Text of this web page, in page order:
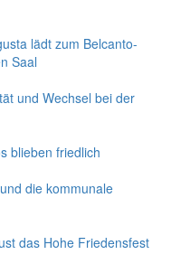
lädt zum Belcanto-
Saal
und Wechsel bei der
blieben friedlich
die kommunale
das Hohe Friedensfest